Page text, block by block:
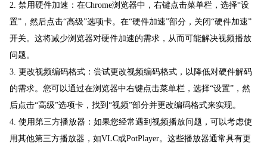
2. 禁用硬件加速：在Chrome浏览器中，右键点击菜单栏，选择“设
置”，然后点击“高级”选项卡。在“硬件加速”部分，关闭“硬件加速”
开关。这将减少浏览器对硬件加速的需求，从而可能解决视频播放
问题。
3. 更改视频编码格式：尝试更改视频编码格式，以降低对硬件解码
的需求。您可以通过在浏览器中右键点击菜单栏，选择“设置”，然
后点击“高级”选项卡，找到“视频”部分并更改编码格式来实现。
4. 使用第三方播放器：如果您经常遇到视频播放问题，可以考虑使
用其他第三方播放器，如VLC或PotPlayer。这些播放器通常具有更